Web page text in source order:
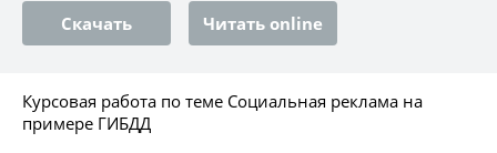
Скачать Читать online
Курсовая работа по теме Социальная реклама на
примере ГИБДД